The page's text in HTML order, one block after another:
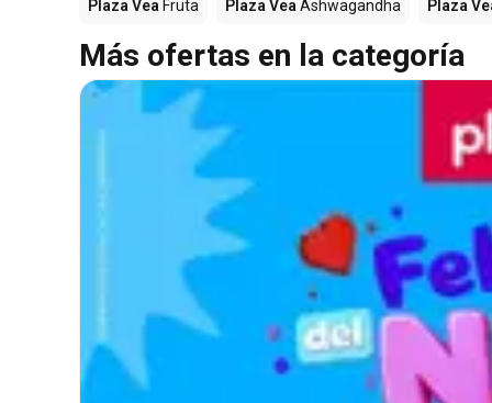
Plaza Vea Fruta Plaza Vea Ashwagandha Plaza
Más ofertas en la categoría